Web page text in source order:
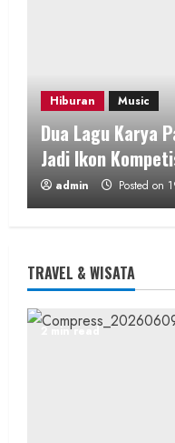
Hiburan Music
Dua Lagu Karya
Jadi Ikon
admin Posted on
Wisata & Budaya
Bersama Bupati
TRAVEL & WISATA
2 min read